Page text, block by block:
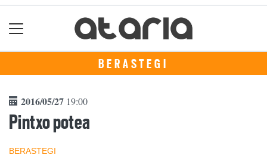
BERASTEGI
2016/05/27 19:00
Pintxo potea
BERASTEGI